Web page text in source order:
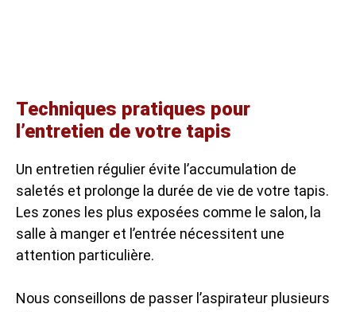
Techniques pratiques pour
l’entretien de votre tapis
Un entretien régulier évite l’accumulation de
saletés et prolonge la durée de vie de votre tapis.
Les zones les plus exposées comme le salon, la
salle à manger et l’entrée nécessitent une
attention particulière.
Nous conseillons de passer l’aspirateur plusieurs